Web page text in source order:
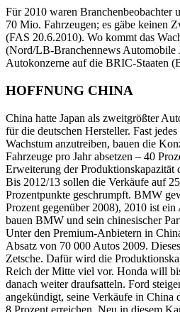
Für 2010 waren Branchenbeobachter
70 Mio. Fahrzeugen; es gäbe keinen
(FAS 20.6.2010). Wo kommt das
(Nord/LB-Branchennews Automobile
Autokonzerne auf die BRIC-Staaten
HOFFNUNG CHINA
China hatte Japan als zweitgrößter
für die deutschen Hersteller. Fast
Wachstum anzutreiben, bauen die
Fahrzeuge pro Jahr absetzen – 40
Erweiterung der
Bis 2012/13 sollen die Verkäufe auf
Prozentpunkte geschrumpft. BMW
Prozent gegenüber 2008), 2010 ist
bauen BMW und sein chinesischer
Unter den Premium-Anbietern in
Absatz von 70 000 Autos 2009.
Zetsche. Dafür wird die
Reich der Mitte viel vor. Honda will
danach weiter draufsatteln. Ford
angekündigt, seine Verkäufe in China
8 Prozent erreichen. Neu in diesem